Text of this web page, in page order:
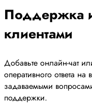
Поддержка
клиентами
Добавьте онлайн-чат
оперативного ответа
задаваемыми
поддержки.